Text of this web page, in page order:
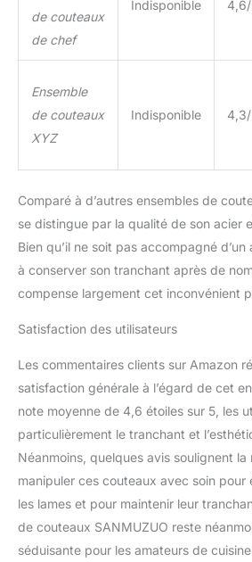
couteau de
pouces,
Santoku
couteau
pouces et
différents
cuisine,
couteaux
couper,
découper
pain, de la
garantie à
risque
intègre le
des
de
réalise la
couteaux.
couteau
de couteaux
de chef
Indisponible
Ensemble
de couteaux
XYZ
Indisponible
Comparé à d’autres ensembles de
se distingue par la qualité de son acier
Bien qu’il ne soit pas accompagné
à conserver son tranchant après de
compense largement cet inconvénient
Satisfaction des utilisateurs
Les commentaires clients sur Amazon
satisfaction générale à l’égard de cet
note moyenne de 4,6 étoiles sur 5, les
particulièrement le tranchant et
Néanmoins, quelques avis soulignent la
manipuler ces couteaux avec soin pour
les lames et pour maintenir leur
de couteaux SANMUZUO reste
séduisante pour les amateurs de